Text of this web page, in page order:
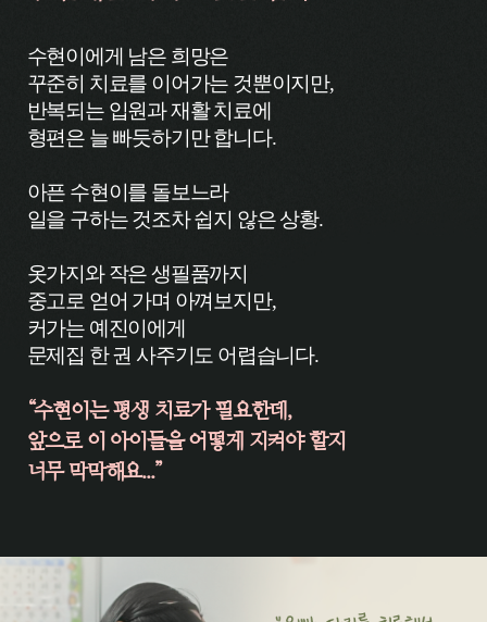
수현이에게 남은 희망은
꾸준히 치료를 이어가는 것뿐이지만,
반복되는 입원과 재활 치료에
형편은 늘 빠듯하기만 합니다.
아픈 수현이를 돌보느라
일을 구하는 것조차 쉽지 않은 상황.
옷가지와 작은 생필품까지
중고로 얻어 가며 아껴보지만,
커가는 예진이에게
문제집 한 권 사주기도 어렵습니다.
“수현이는 평생 치료가 필요한데,
앞으로 이 아이들을 어떻게 지켜야 할지
너무 막막해요...”